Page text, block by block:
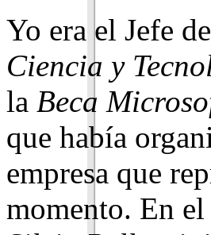
Yo era el Jefe
Ciencia y
la Beca
que había
empresa que
momento. En